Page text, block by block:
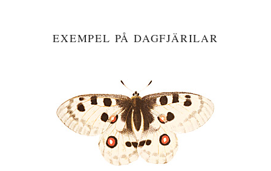
EXEMPEL PÅ DAGFJÄRILAR